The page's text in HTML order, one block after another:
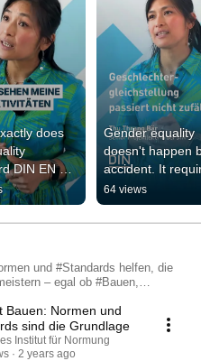
does
DIN EN
provide?
Gender equality
doesn't happen
accident. It
structure.
64 views
und #Standards helfen, die
– egal ob #Bauen,
Bauen: Normen und
sind die Grundlage
Institut für Normung
2 years ago